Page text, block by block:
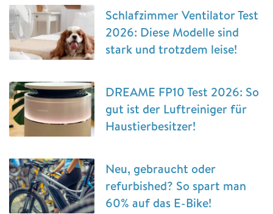
Schlafzimmer Ventilator Test
2026: Diese Modelle sind
stark und trotzdem leise!
DREAME FP10 Test 2026: So
gut ist der Luftreiniger für
Haustierbesitzer!
Neu, gebraucht oder
refurbished? So spart man
60% auf das E-Bike!